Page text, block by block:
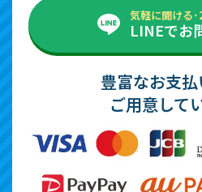
気軽に聞ける
LINEでお
豊富なお支
ご用意して